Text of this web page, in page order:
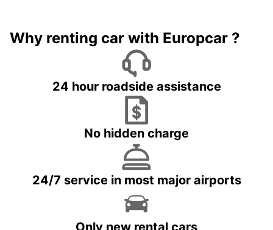
Why renting car with Europcar ?
24 hour roadside assistance
No hidden charge
24/7 service in most major airports